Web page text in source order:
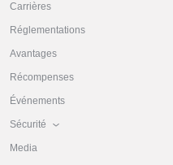
Carrières
Réglementations
Avantages
Récompenses
Événements
Sécurité
Media